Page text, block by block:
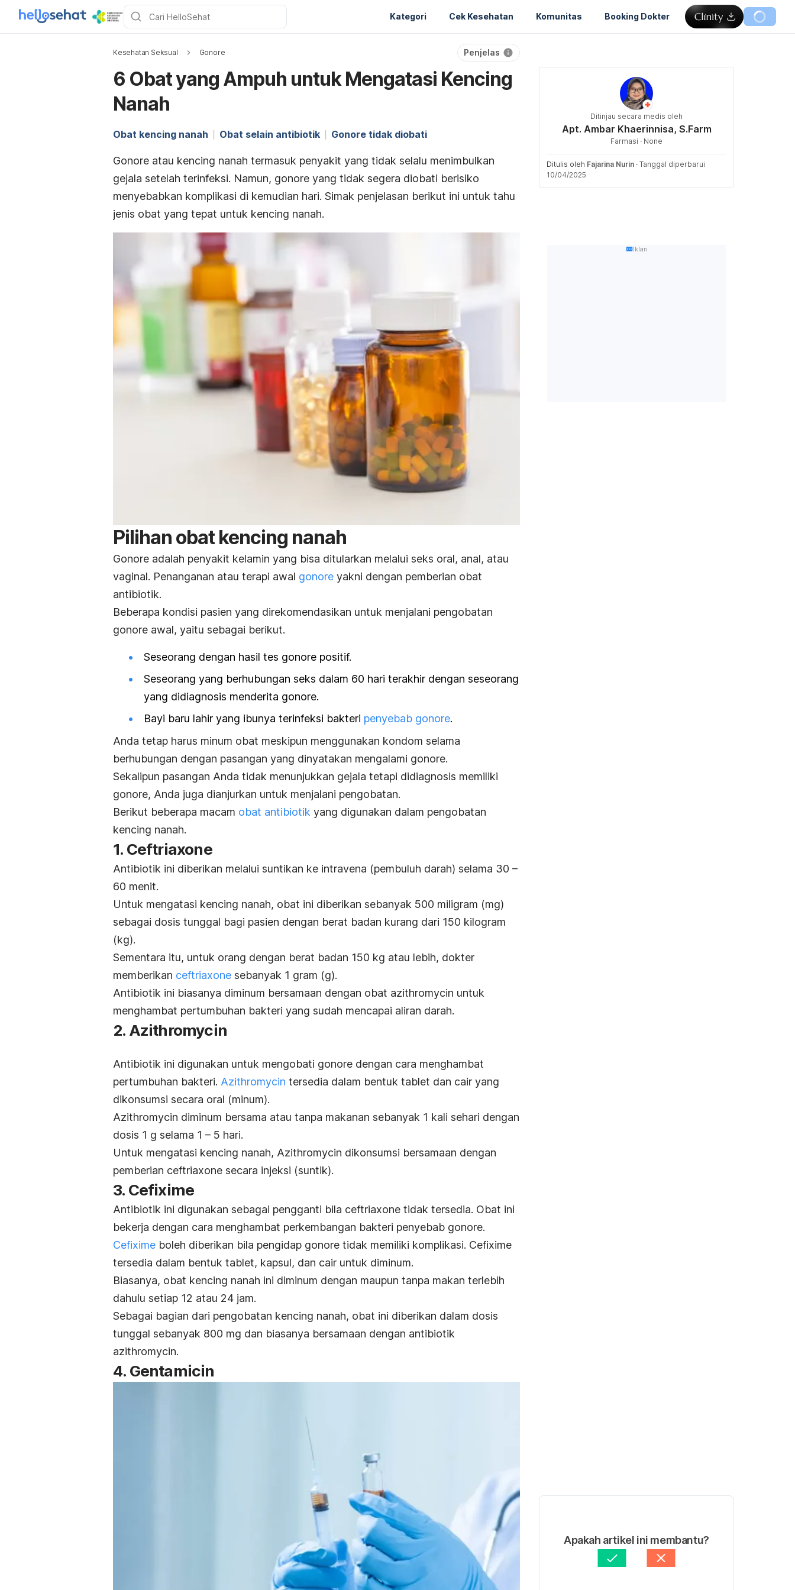
Kategori Cek Kesehatan Komunitas Booking Dokter
Kesehatan Seksual Gonore Penjelas
6 Obat yang Ampuh untuk Mengatasi Kencing
Nanah
Obat kencing nanah Obat selain antibiotik Gonore tidak diobati
Gonore atau kencing nanah termasuk penyakit yang tidak selalu menimbulkan
gejala setelah terinfeksi. Namun, gonore yang tidak segera diobati berisiko
menyebabkan komplikasi di kemudian hari. Simak penjelasan berikut ini untuk tahu
jenis obat yang tepat untuk kencing nanah.
Pilihan obat kencing nanah
Gonore adalah penyakit kelamin yang bisa ditularkan melalui seks oral, anal, atau
vaginal. Penanganan atau terapi awal gonore yakni dengan pemberian obat
antibiotik.
Beberapa kondisi pasien yang direkomendasikan untuk menjalani pengobatan
gonore awal, yaitu sebagai berikut.
Seseorang dengan hasil tes gonore positif.
Seseorang yang berhubungan seks dalam 60 hari terakhir dengan seseorang
yang didiagnosis menderita gonore.
Bayi baru lahir yang ibunya terinfeksi bakteri penyebab gonore.
Anda tetap harus minum obat meskipun menggunakan kondom selama
berhubungan dengan pasangan yang dinyatakan mengalami gonore.
Sekalipun pasangan Anda tidak menunjukkan gejala tetapi didiagnosis memiliki
gonore, Anda juga dianjurkan untuk menjalani pengobatan.
Berikut beberapa macam obat antibiotik yang digunakan dalam pengobatan
kencing nanah.
1. Ceftriaxone
Antibiotik ini diberikan melalui suntikan ke intravena (pembuluh darah) selama 30 –
60 menit.
Untuk mengatasi kencing nanah, obat ini diberikan sebanyak 500 miligram (mg)
sebagai dosis tunggal bagi pasien dengan berat badan kurang dari 150 kilogram
(kg).
Sementara itu, untuk orang dengan berat badan 150 kg atau lebih, dokter
memberikan ceftriaxone sebanyak 1 gram (g).
Antibiotik ini biasanya diminum bersamaan dengan obat azithromycin untuk
menghambat pertumbuhan bakteri yang sudah mencapai aliran darah.
2. Azithromycin
Antibiotik ini digunakan untuk mengobati gonore dengan cara menghambat
pertumbuhan bakteri. Azithromycin tersedia dalam bentuk tablet dan cair yang
dikonsumsi secara oral (minum).
Azithromycin diminum bersama atau tanpa makanan sebanyak 1 kali sehari dengan
dosis 1 g selama 1 – 5 hari.
Untuk mengatasi kencing nanah, Azithromycin dikonsumsi bersamaan dengan
pemberian ceftriaxone secara injeksi (suntik).
3. Cefixime
Antibiotik ini digunakan sebagai pengganti bila ceftriaxone tidak tersedia. Obat ini
bekerja dengan cara menghambat perkembangan bakteri penyebab gonore.
Cefixime boleh diberikan bila pengidap gonore tidak memiliki komplikasi. Cefixime
tersedia dalam bentuk tablet, kapsul, dan cair untuk diminum.
Biasanya, obat kencing nanah ini diminum dengan maupun tanpa makan terlebih
dahulu setiap 12 atau 24 jam.
Sebagai bagian dari pengobatan kencing nanah, obat ini diberikan dalam dosis
tunggal sebanyak 800 mg dan biasanya bersamaan dengan antibiotik
azithromycin.
4. Gentamicin
Ditinjau secara medis oleh
Apt. Ambar Khaerinnisa, S.Farm
Farmasi · None
Ditulis oleh Fajarina Nurin · Tanggal diperbarui
10/04/2025
Iklan
Apakah artikel ini membantu?